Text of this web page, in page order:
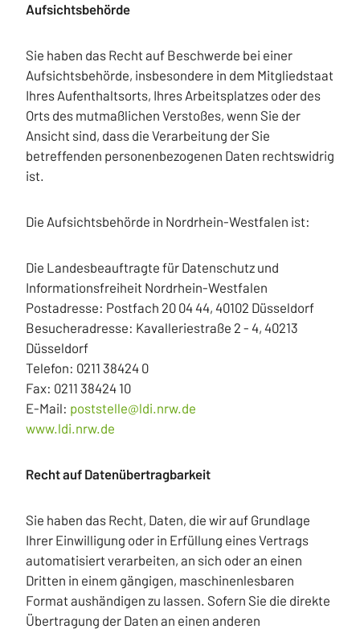
Aufsichtsbehörde
Sie haben das Recht auf Beschwerde bei einer
Aufsichtsbehörde, insbesondere in dem Mitgliedstaat
Ihres Aufenthaltsorts, Ihres Arbeitsplatzes oder des
Orts des mutmaßlichen Verstoßes, wenn Sie der
Ansicht sind, dass die Verarbeitung der Sie
betreffenden personenbezogenen Daten rechtswidrig
ist.
Die Aufsichtsbehörde in Nordrhein-Westfalen ist:
Die Landesbeauftragte für Datenschutz und
Informationsfreiheit Nordrhein-Westfalen
Postadresse: Postfach 20 04 44, 40102 Düsseldorf
Besucheradresse: Kavalleriestraße 2 - 4, 40213
Düsseldorf
Telefon: 0211 38424 0
Fax: 0211 38424 10
E-Mail: poststelle@ldi.nrw.de
www.ldi.nrw.de
Recht auf Datenübertragbarkeit
Sie haben das Recht, Daten, die wir auf Grundlage
Ihrer Einwilligung oder in Erfüllung eines Vertrags
automatisiert verarbeiten, an sich oder an einen
Dritten in einem gängigen, maschinenlesbaren
Format aushändigen zu lassen. Sofern Sie die direkte
Übertragung der Daten an einen anderen